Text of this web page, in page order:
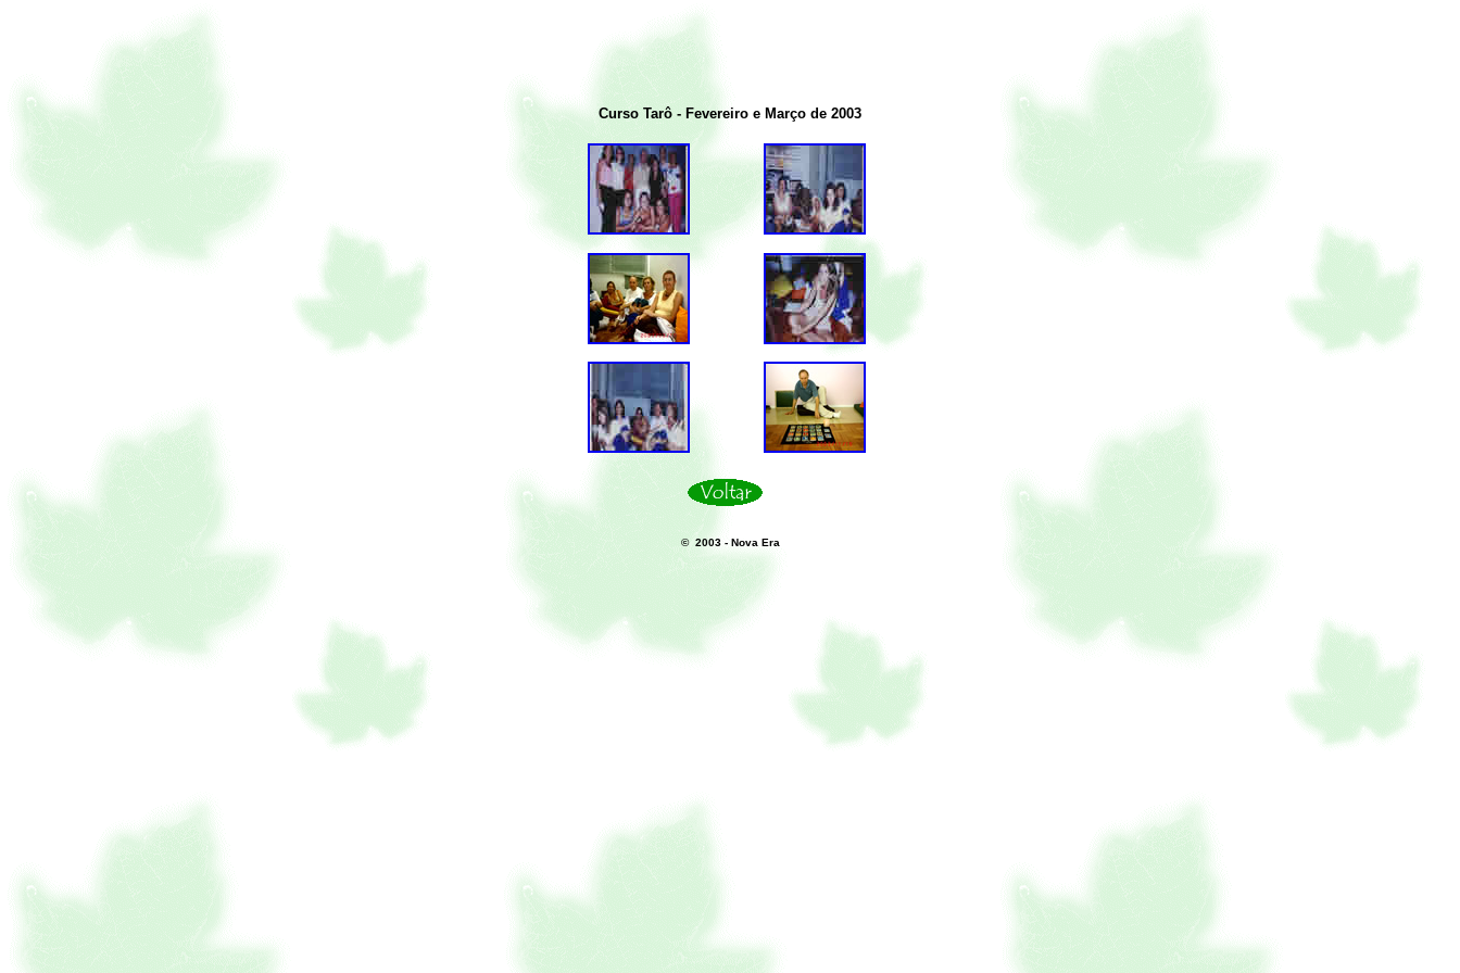
Curso Tarô - Fevereiro e Março de 2003
© 2003 - Nova Era